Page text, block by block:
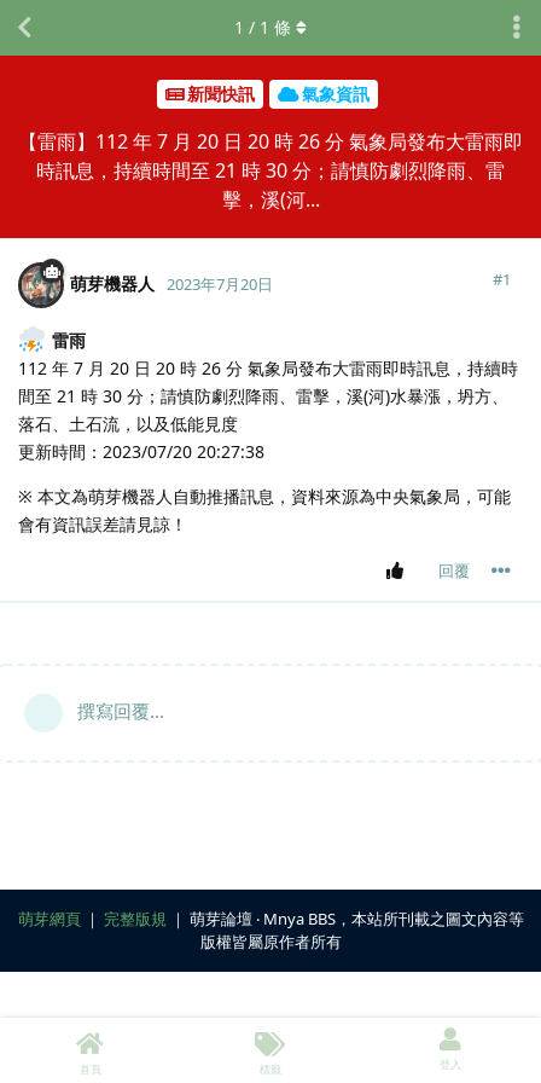
新聞快訊 氣象資訊
【雷雨】112 年 7 月 20 日 20 時 26 分 氣象局發布大雷雨即
時訊息，持續時間至 21 時 30 分；請慎防劇烈降雨、雷
擊，溪(河...
1 / 1 條
萌芽機器人 2023年7月20日 #1
雷雨
112 年 7 月 20 日 20 時 26 分 氣象局發布大雷雨即時訊息，持續時
間至 21 時 30 分；請慎防劇烈降雨、雷擊，溪(河)水暴漲，坍方、
落石、土石流，以及低能見度
更新時間：2023/07/20 20:27:38
※ 本文為萌芽機器人自動推播訊息，資料來源為中央氣象局，可能
會有資訊誤差請見諒！
回覆
撰寫回覆...
萌芽網頁｜ 完整版規 ｜ 萌芽論壇 ‧ Mnya BBS，本站所刊載之圖文內容等
版權皆屬原作者所有
首頁 標籤 登入